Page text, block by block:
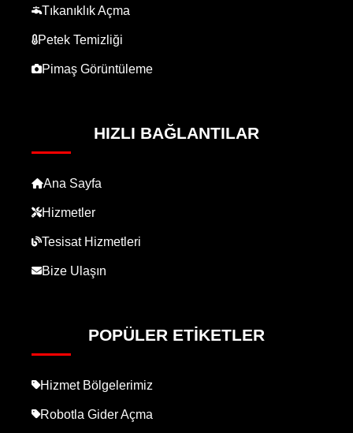
Tıkanıklık Açma
Petek Temizliği
Pimaş Görüntüleme
HIZLI BAĞLANTILAR
Ana Sayfa
Hizmetler
Tesisat Hizmetleri
Bize Ulaşın
POPÜLER ETIKETLER
Hizmet Bölgelerimiz
Robotla Gider Açma